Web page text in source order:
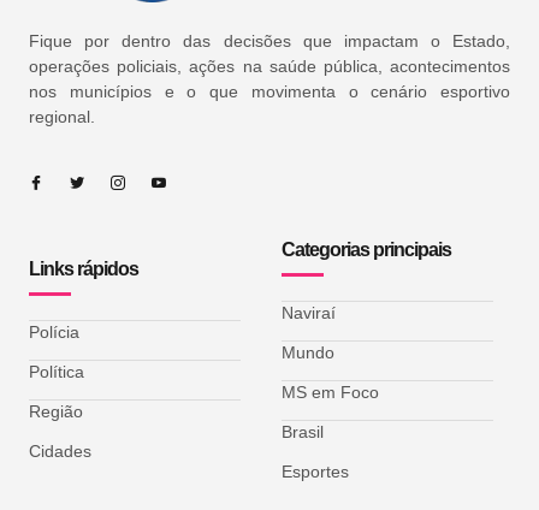
Fique por dentro das decisões que impactam o Estado,
operações policiais, ações na saúde pública, acontecimentos
nos municípios e o que movimenta o cenário esportivo
regional.
Links rápidos
Polícia
Política
Região
Cidades
Categorias principais
Naviraí
Mundo
MS em Foco
Brasil
Esportes